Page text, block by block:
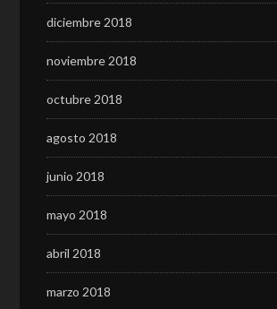
diciembre 2018
noviembre 2018
octubre 2018
agosto 2018
junio 2018
mayo 2018
abril 2018
marzo 2018